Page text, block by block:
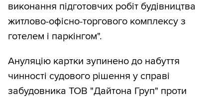
виконання підготовчих робіт будівництва
житлово-офісно-торгового комплексу з
готелем і паркінгом".
Ануляцію картки зупинено до набуття
чинності судового рішення у справі
забудовника ТОВ "Дайтона Груп" проти